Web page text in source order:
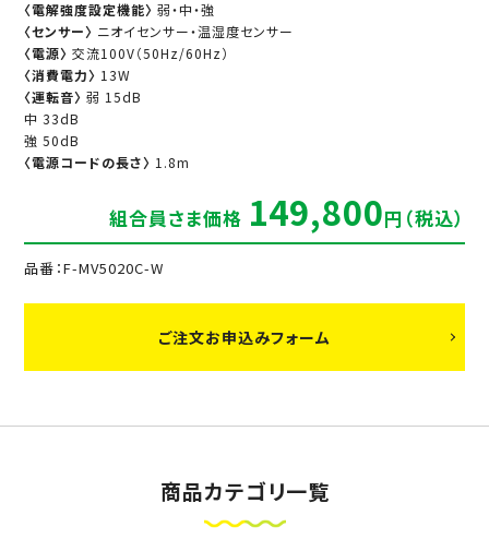
〈電解強度設定機能〉 弱・中・強
〈センサー〉 ニオイセンサー・温湿度センサー
〈電源〉 交流100V（50Hz/60Hz）
〈消費電力〉 13W
〈運転音〉 弱 15dB
中 33dB
強 50dB
〈電源コードの長さ〉 1.8m
組合員さま価格 149,800円（税込）
品番：F-MV5020C-W
ご注文お申込みフォーム
商品カテゴリ一覧